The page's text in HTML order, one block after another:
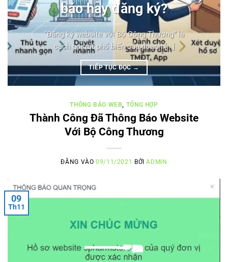
báo hay đăng ký?
“Đăng ký website với Bộ Công Thương” là
cách gọi rất phổ biến của doanh [...]
TIẾP TỤC ĐỌC→
THÔNG BÁO WEB TỔNG HỢP
Thành Công Đã Thông Báo Website
Với Bộ Công Thương
ĐĂNG VÀO09/11/2021 BỞIADMIN
09
Th11